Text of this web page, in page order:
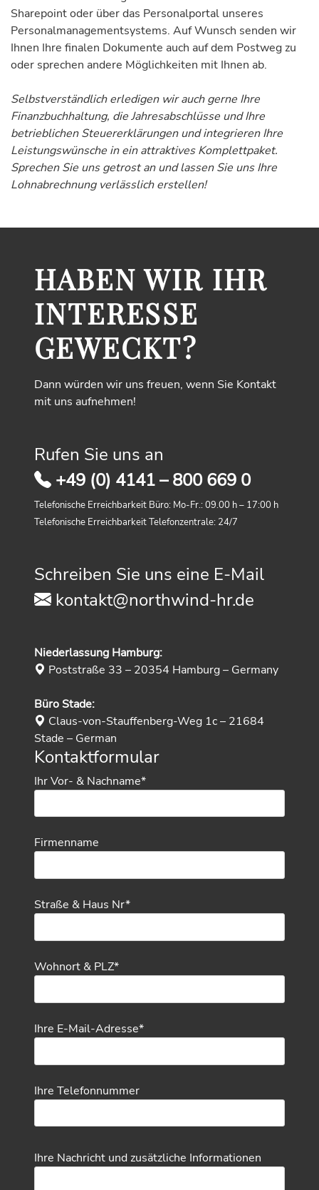
Sharepoint oder über das Personalportal unseres
Personalmanagementsystems. Auf Wunsch senden wir
Ihnen Ihre finalen Dokumente auch auf dem Postweg zu
oder sprechen andere Möglichkeiten mit Ihnen ab.
Selbstverständlich erledigen wir auch gerne Ihre
Finanzbuchhaltung, die Jahresabschlüsse und Ihre
betrieblichen Steuererklärungen und integrieren Ihre
Leistungswünsche in ein attraktives Komplettpaket.
Sprechen Sie uns getrost an und lassen Sie uns Ihre
Lohnabrechnung verlässlich erstellen!
HABEN WIR IHR
INTERESSE
GEWECKT?
Dann würden wir uns freuen, wenn Sie Kontakt
mit uns aufnehmen!
Rufen Sie uns an
+49 (0) 4141 – 800 669 0
Telefonische Erreichbarkeit Büro: Mo-Fr.: 09.00 h – 17:00 h
Telefonische Erreichbarkeit Telefonzentrale: 24/7
Schreiben Sie uns eine E-Mail
kontakt@northwind-hr.de
Niederlassung Hamburg:
Poststraße 33 – 20354 Hamburg – Germany
Büro Stade:
Claus-von-Stauffenberg-Weg 1c – 21684
Stade – German
Kontaktformular
Ihr Vor- & Nachname*
Firmenname
Straße & Haus Nr*
Wohnort & PLZ*
Ihre E-Mail-Adresse*
Ihre Telefonnummer
Ihre Nachricht und zusätzliche Informationen